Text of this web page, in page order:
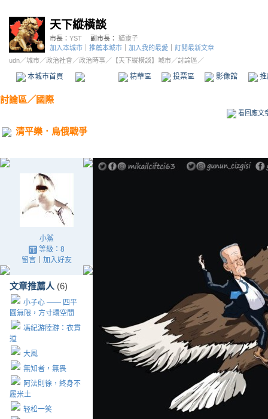
天下縱橫談
市長： YST 副市長： 貓靈子
加入本城市
推薦本城市 加入我的最愛
訂閱最新文章
udn／城市／政治社會 ／政治時事／ 【天下縱橫談】城市／討論區／
本城市首頁 精華區 投票區 影像館
討論區／ 國際
看回應文
清平樂．烏俄戰爭
小鯊
等級：8
留言｜ 加入好友
文章推薦人 (6)
小子心 —— 四平
圓無限，方寸環空間
馮紀游陸游：衣貫
道
大風
無知者，無畏
阿法則徐，終身不
履米土
轻松一笑